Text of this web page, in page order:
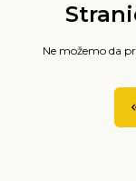
Ne možemo da